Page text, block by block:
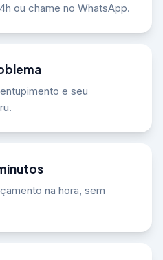
ou chame no WhatsApp.
e seu
na hora, sem